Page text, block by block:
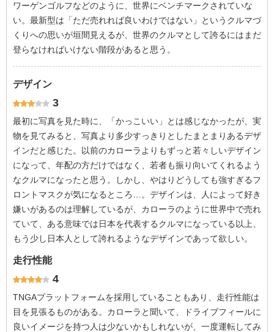
ワーゲンゴルフなどのように、世界にベンチマークされていな
い。最新型は「ただ売れれば良いわけではない」というクルマづ
くりへの思いが垣間見えるが、世界のクルマとして誇るにはまだ
登らなければいけない階段があると思う。
デザイン
3
最初に写真を見た時に、「かっこいい」とは感じなかったが、実
物を見てみると、写真より多少すっきりとしたまとまりあるデザ
インだと感じた。以前のカローラよりもずっと若々しいデザイン
になって、年配の方だけではなく、若者も振り向いてくれるよう
なクルマになったと思う。しかし、やはりどうしても強すぎるフ
ロントマスクが気になるところ…。デザインは、人によって好き
嫌いがあるのは理解しているが、カローラのように世界中で売れ
ていて、ある意味では日本を代表するクルマになっている以上、
もう少し日本人として誇れるようなデザインであって欲しい。
走行性能
4
TNGAプラットフォームを採用していることもあり、走行性能は
目を見張るものがある。カローラと聞いて、ドライブフィールに
良いイメージを持つ人は少ないかもしれないが、一度運転してみ